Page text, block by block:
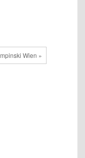
Wien »